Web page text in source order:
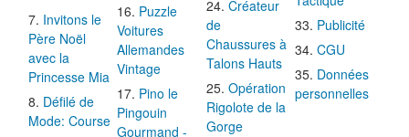
Invitons le
Père Noël
avec la
Princesse Mia
Défilé de
Mode: Course
Puzzle
Voitures
Allemandes
Vintage
Pino le
Pingouin
Gourmand -
Créateur
de
Chaussures à
Talons Hauts
Opération
Rigolote de la
Gorge
Publicité
CGU
Données
personnelles